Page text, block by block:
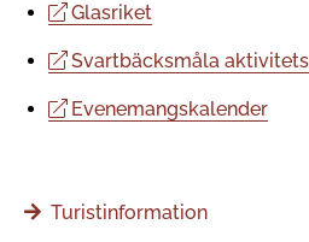
Glasriket
Svartbäcksmåla
Evenemangskalender
Turistinformation